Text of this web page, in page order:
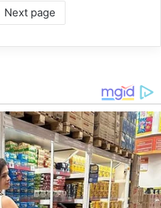
Next page